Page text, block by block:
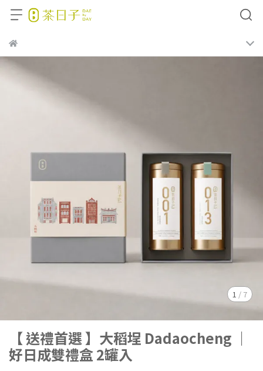
1 / 7
【 送禮首選 】大稻埕 Dadaocheng ｜
好日成雙禮盒 2罐入